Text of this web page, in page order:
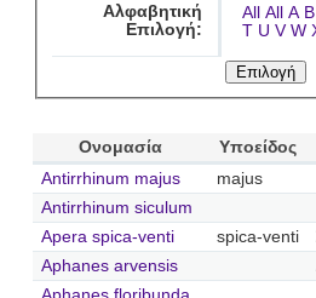
Αλφαβητική
Επιλογή:
All All A B
T U V W
Ονομασία Υποείδος
Antirrhinum majus
majus
Antirrhinum siculum
Apera spica-venti
spica-venti
Aphanes arvensis